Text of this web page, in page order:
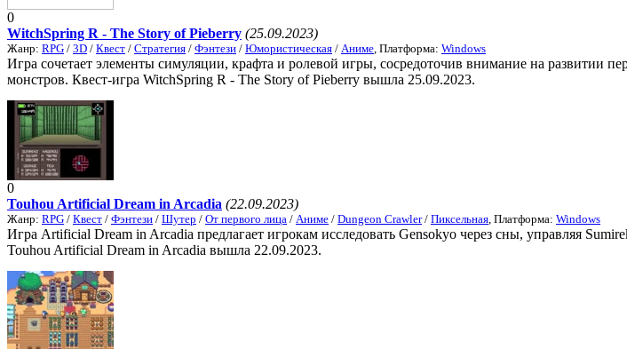
0
WitchSpring R - The Story of Pieberry (25.09.2023)
Жанр: RPG / 3D / Квест / Стратегия / Фэнтези / Юмористическая / Аниме , Платформа: Windows
Игра сочетает элементы симуляции, крафта и ролевой игры, сосредоточив внимание на развитии
монстров. Квест-игра WitchSpring R - The Story of Pieberry вышла 25.09.2023.
0
Touhou Artificial Dream in Arcadia (22.09.2023)
Жанр: RPG / Квест / Фэнтези / Шутер / От первого лица / Аниме / Dungeon Crawler/ Пиксельная , Платформа: Windows
Игра Artificial Dream in Arcadia предлагает игрокам исследовать Gensokyo через сны, управляя
Touhou Artificial Dream in Arcadia вышла 22.09.2023.